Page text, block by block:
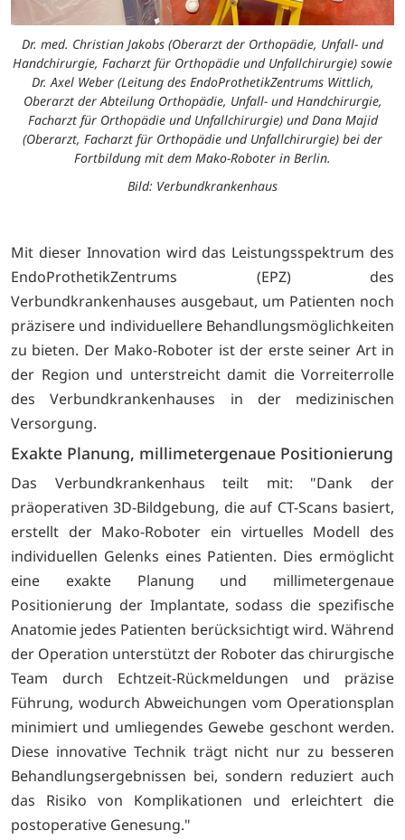
Dr. med. Christian Jakobs (Oberarzt der Orthopädie, Unfall- und
Handchirurgie, Facharzt für Orthopädie und Unfallchirurgie) sowie
Dr. Axel Weber (Leitung des EndoProthetikZentrums Wittlich,
Oberarzt der Abteilung Orthopädie, Unfall- und Handchirurgie,
Facharzt für Orthopädie und Unfallchirurgie) und Dana Majid
(Oberarzt, Facharzt für Orthopädie und Unfallchirurgie) bei der
Fortbildung mit dem Mako-Roboter in Berlin.
Bild: Verbundkrankenhaus
Mit dieser Innovation wird das Leistungsspektrum des
EndoProthetikZentrums (EPZ) des
Verbundkrankenhauses ausgebaut, um Patienten noch
präzisere und individuellere Behandlungsmöglichkeiten
zu bieten. Der Mako-Roboter ist der erste seiner Art in
der Region und unterstreicht damit die Vorreiterrolle
des Verbundkrankenhauses in der medizinischen
Versorgung.
Exakte Planung, millimetergenaue Positionierung
Das Verbundkrankenhaus teilt mit: "Dank der
präoperativen 3D-Bildgebung, die auf CT-Scans basiert,
erstellt der Mako-Roboter ein virtuelles Modell des
individuellen Gelenks eines Patienten. Dies ermöglicht
eine exakte Planung und millimetergenaue
Positionierung der Implantate, sodass die spezifische
Anatomie jedes Patienten berücksichtigt wird. Während
der Operation unterstützt der Roboter das chirurgische
Team durch Echtzeit-Rückmeldungen und präzise
Führung, wodurch Abweichungen vom Operationsplan
minimiert und umliegendes Gewebe geschont werden.
Diese innovative Technik trägt nicht nur zu besseren
Behandlungsergebnissen bei, sondern reduziert auch
das Risiko von Komplikationen und erleichtert die
postoperative Genesung."